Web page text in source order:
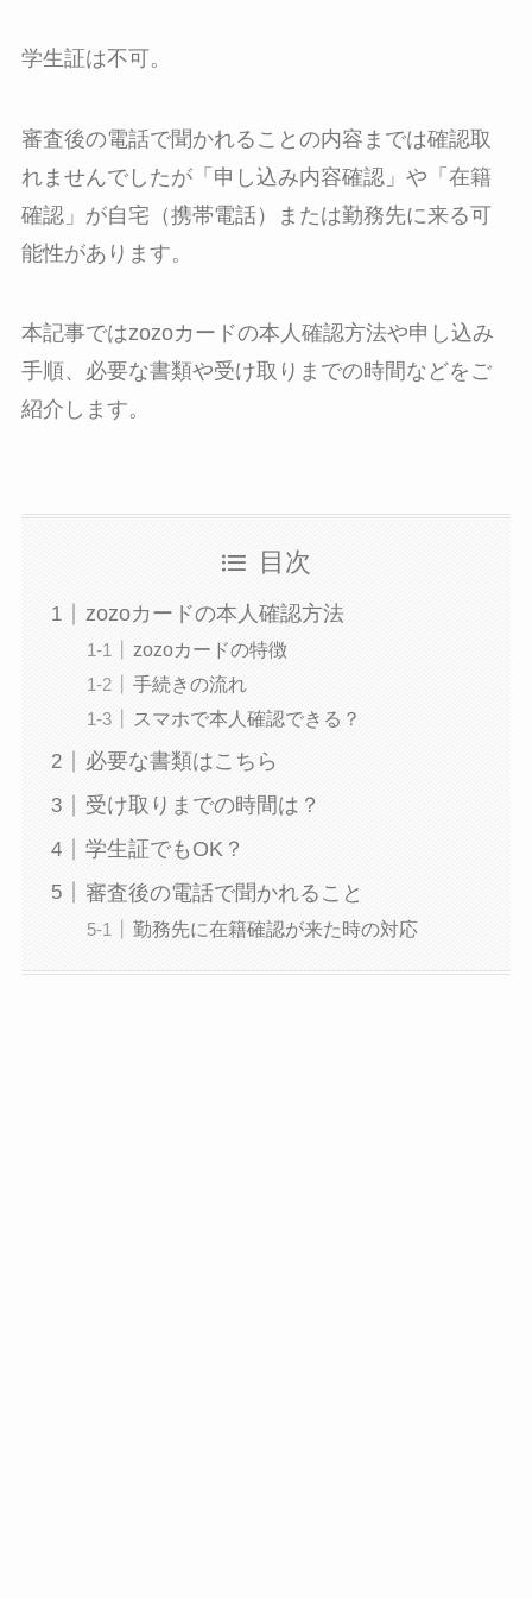
学生証は不可。
審査後の電話で聞かれることの内容までは確認取
れませんでしたが「申し込み内容確認」や「在籍
確認」が自宅（携帯電話）または勤務先に来る可
能性があります。
本記事ではzozoカードの本人確認方法や申し込み
手順、必要な書類や受け取りまでの時間などをご
紹介します。
目次
zozoカードの本人確認方法
zozoカードの特徴
手続きの流れ
スマホで本人確認できる？
必要な書類はこちら
受け取りまでの時間は？
学生証でもOK？
審査後の電話で聞かれること
勤務先に在籍確認が来た時の対応